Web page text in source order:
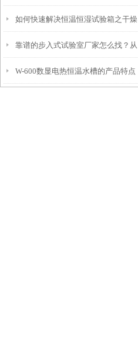
如何快速解决恒温恒湿试验箱之干燥
过滤器失效的问题
靠谱的步入式试验室厂家怎么找？从
信誉和资质入手
W-600数显电热恒温水槽的产品特点